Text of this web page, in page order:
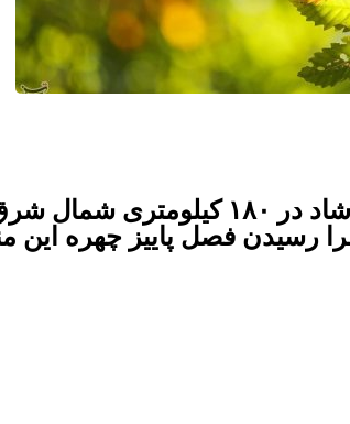
جنگل دشت شاد در ۱۸۰
رسیدن فصل پاییز چهره این